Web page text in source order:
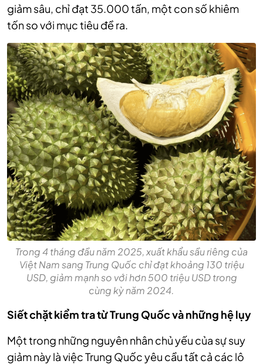
giảm sâu, chỉ đạt 35.000 tấn, một con số khiêm
tốn so với mục tiêu đề ra.
Trong 4 tháng đầu năm 2025, xuất khẩu sầu riêng của
Việt Nam sang Trung Quốc chỉ đạt khoảng 130 triệu
USD, giảm mạnh so với hơn 500 triệu USD trong
cùng kỳ năm 2024.
Siết chặt kiểm tra từ Trung Quốc và những hệ lụy
Một trong những nguyên nhân chủ yếu của sự suy
giảm này là việc Trung Quốc yêu cầu tất cả các lô